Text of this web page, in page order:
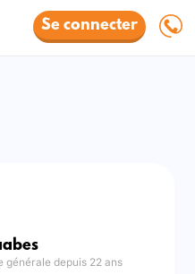
Se connecter
générale depuis 22 ans